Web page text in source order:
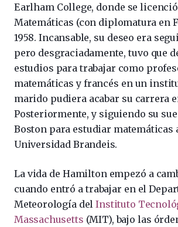
Earlham College, donde se
Matemáticas (con diplomatura en
1958. Incansable, su deseo era
pero desgraciadamente, tuvo que
estudios para trabajar como
matemáticas y francés en un
marido pudiera acabar su carrera
Posteriormente, y siguiendo su
Boston para estudiar matemáticas
Universidad Brandeis.
La vida de Hamilton empezó a
cuando entró a trabajar en el
Meteorología delInstituto
Massachusetts (MIT), bajo las